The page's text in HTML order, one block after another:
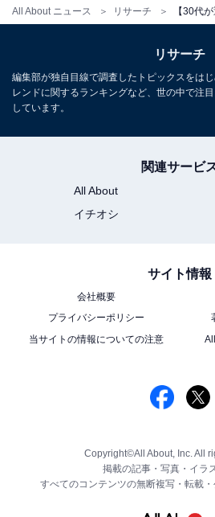
All About ニュース リサーチ
リサーチ
編集部が独自目線で調査したトピックスをは
レンドに関するランキングなど、世の中で注
しています。
関連サービ
All About
イチオシ
サイト情報
会社概要
プライバシーポリシー
当サイトの情報についての注意
Copyright©All About, Inc. All
掲載の記事・写真・イラ
すべてのコンテンツの無断複写・転載・